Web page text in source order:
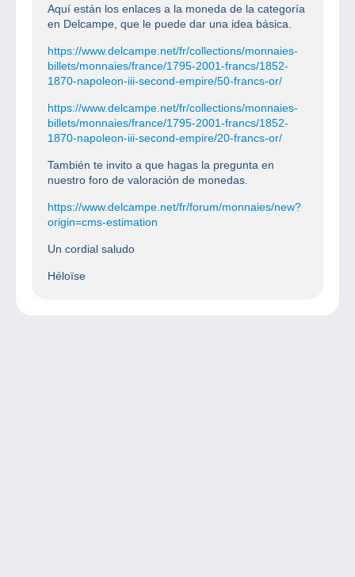
Aquí están los enlaces a la moneda de la categoría
en Delcampe, que le puede dar una idea básica.
https://www.delcampe.net/fr/collections/monnaies-
billets/monnaies/france/1795-2001-francs/1852-
1870-napoleon-iii-second-empire/50-francs-or/
https://www.delcampe.net/fr/collections/monnaies-
billets/monnaies/france/1795-2001-francs/1852-
1870-napoleon-iii-second-empire/20-francs-or/
También te invito a que hagas la pregunta en
nuestro foro de valoración de monedas.
https://www.delcampe.net/fr/forum/monnaies/new?
origin=cms-estimation
Un cordial saludo
Héloïse